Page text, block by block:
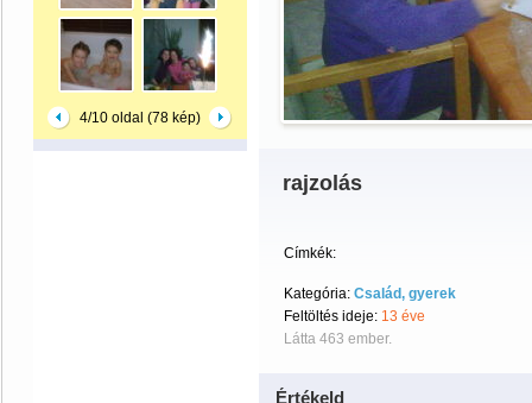
4/10 oldal (78 kép)
rajzolás
Címkék:
Kategória: Család, gyerek
Feltöltés ideje: 13 éve
Látta 463 ember.
Értékeld